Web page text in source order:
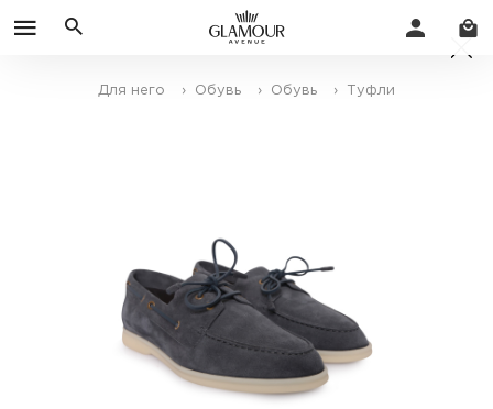
Для него › Обувь › Обувь › Туфли